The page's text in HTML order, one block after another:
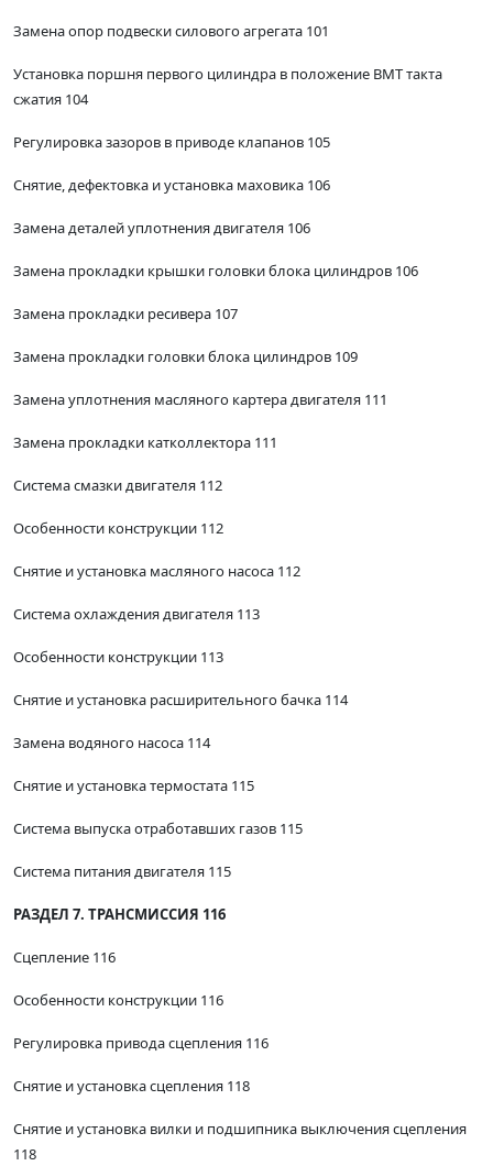
Замена опор подвески силового агрегата 101
Установка поршня первого цилиндра в положение ВМТ такта
сжатия 104
Регулировка зазоров в приводе клапанов 105
Снятие, дефектовка и установка маховика 106
Замена деталей уплотнения двигателя 106
Замена прокладки крышки головки блока цилиндров 106
Замена прокладки ресивера 107
Замена прокладки головки блока цилиндров 109
Замена уплотнения масляного картера двигателя 111
Замена прокладки катколлектора 111
Система смазки двигателя 112
Особенности конструкции 112
Снятие и установка масляного насоса 112
Система охлаждения двигателя 113
Особенности конструкции 113
Снятие и установка расширительного бачка 114
Замена водяного насоса 114
Снятие и установка термостата 115
Система выпуска отработавших газов 115
Система питания двигателя 115
РАЗДЕЛ 7. ТРАНСМИССИЯ 116
Сцепление 116
Особенности конструкции 116
Регулировка привода сцепления 116
Снятие и установка сцепления 118
Снятие и установка вилки и подшипника выключения сцепления
118